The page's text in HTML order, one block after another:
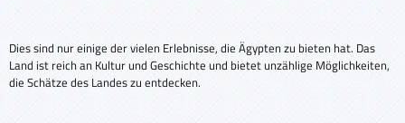
Dies sind nur einige der vielen Erlebnisse, die Ägypten zu bieten hat. Das
Land ist reich an Kultur und Geschichte und bietet unzählige Möglichkeiten,
die Schätze des Landes zu entdecken.